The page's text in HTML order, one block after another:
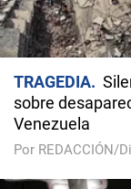
TRAGEDIA
sobre
Venezuela
Por REDACCIÓN/